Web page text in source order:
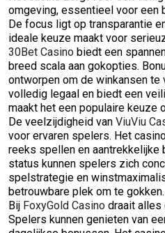
omgeving, essentieel voor een
De focus ligt op transparantie
ideale keuze maakt voor
30Bet Casino biedt een
breed scala aan gokopties.
ontworpen om de winkansen te
volledig legaal en biedt een
maakt het een populaire keuze
De veelzijdigheid van ViuViu
voor ervaren spelers. Het
reeks spellen en aantrekkelijke
status kunnen spelers zich
spelstrategie en
betrouwbare plek om te gokken.
Bij FoxyGold Casino draait alles
Spelers kunnen genieten van